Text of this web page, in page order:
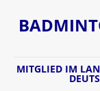
MITGLIED IM